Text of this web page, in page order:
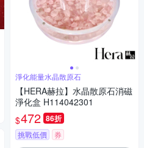
淨化能量水晶散原石
【HERA赫拉】水晶散原石消磁
淨化盒 H114042301
$472 86折
挑戰低價 券